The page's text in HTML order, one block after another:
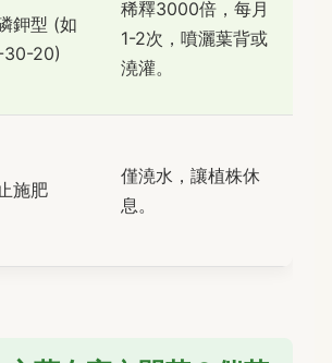
鉀型 (如
30-20)
稀釋3000倍，每月
1-2次，噴灑葉背或
澆灌。
施肥
僅澆水，讓植株休
息。